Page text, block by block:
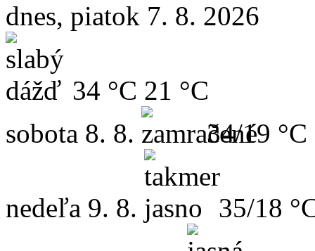
dnes, piatok 7. 8. 2026
34 °C 21 °C
sobota 8. 8. 34/19 °C
nedeľa 9. 8. 35/18